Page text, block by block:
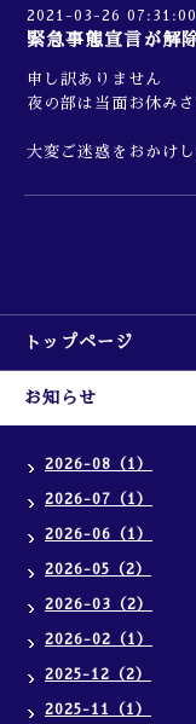
2021-03-26 07:31:00
緊急事態宣言が解
申し訳ありません
夜の部は当面お休み
大変ご迷惑をおかけ
トップページ
お知らせ
2026-08（1）
2026-07（1）
2026-06（1）
2026-05（2）
2026-03（2）
2026-02（1）
2025-12（2）
2025-11（1）